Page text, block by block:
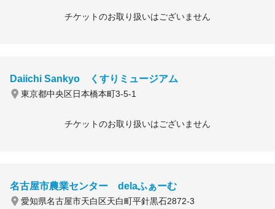
チケットのお取り扱いはございません
Daiichi Sankyo くすりミュージアム
東京都中央区日本橋本町3-5-1
チケットのお取り扱いはございません
名古屋市農業センター delaふぁーむ
愛知県名古屋市天白区天白町平針黒石2872-3